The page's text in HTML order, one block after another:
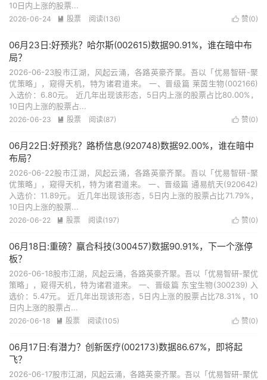
10日内上涨的股票...
 赞(0)
2026-06-24  股票 阅读(136)
06月23日:好预兆？哈尔斯(002615)数据90.91%，谁在暗中布
局？
2026-06-23股市江湖，风起云涌，各路英豪齐聚。吾以「优易智研-聚
优策略」，窥得天机，特为诸君道来。 一、晋级篇 莱茵生物(002166)
入选价：6.80元。 近几年出现该形态，5日内上涨的股票占比80.00%，
10日内上涨的股票占...
 赞(0)
2026-06-23  股票 阅读(87)
06月22日:好预兆？路桥信息(920748)数据92.00%，谁在暗中
布局？
2026-06-22股市江湖，风起云涌，各路英豪齐聚。吾以「优易智研-聚
优策略」，窥得天机，特为诸君道来。 一、晋级篇 通易航天(920642)
入选价：11.89元。 近几年出现该形态，5日内上涨的股票占比71.79%，
10日内上涨的股票...
 赞(0)
2026-06-22  股票 阅读(197)
06月18日:重磅？赢合科技(300457)数据90.91%，下一个涨停
板？
2026-06-18股市江湖，风起云涌，各路英豪齐聚。吾以「优易智研-聚优
策略」，窥得天机，特为诸君道来。 一、晋级篇 东宝生物(300239) 入
选价：5.47元。 近几年出现该形态，5日内上涨的股票占比78.31%，10
日内上涨的股票占...
 赞(0)
2026-06-18  股票 阅读(105)
06月17日:有潜力？创新医疗(002173)数据86.67%，即将起
飞？
2026-06-17股市江湖，风起云涌，各路英豪齐聚。吾以「优易智研-聚优